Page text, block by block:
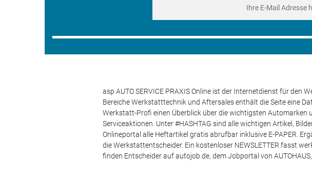
asp AUTO SERVICE PRAXIS Online ist der Internetdienst für
Bereiche Werkstatttechnik und Aftersales enthält die Seite eine
Werkstatt-Profi einen Überblick über die wichtigsten Automarken
Serviceaktionen. Unter #HASHTAG sind alle wichtigen Artikel,
Onlineportal alle Heftartikel gratis abrufbar inklusive E-PAPER.
die Werkstattentscheider. Ein kostenloser NEWSLETTER fasst
finden Entscheider auf autojob.de, dem Jobportal von